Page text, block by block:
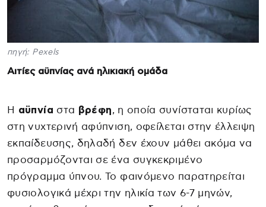
πηγή: Pexels
Αιτίες αϋπνίας ανά ηλικιακή ομάδα
Η αϋπνία στα βρέφη, η οποία συνίσταται κυρίως
στη νυχτερινή αφύπνιση, οφείλεται στην έλλειψη
εκπαίδευσης, δηλαδή δεν έχουν μάθει ακόμα να
προσαρμόζονται σε ένα συγκεκριμένο
πρόγραμμα ύπνου. Το φαινόμενο παρατηρείται
φυσιολογικά μέχρι την ηλικία των 6-7 μηνών,